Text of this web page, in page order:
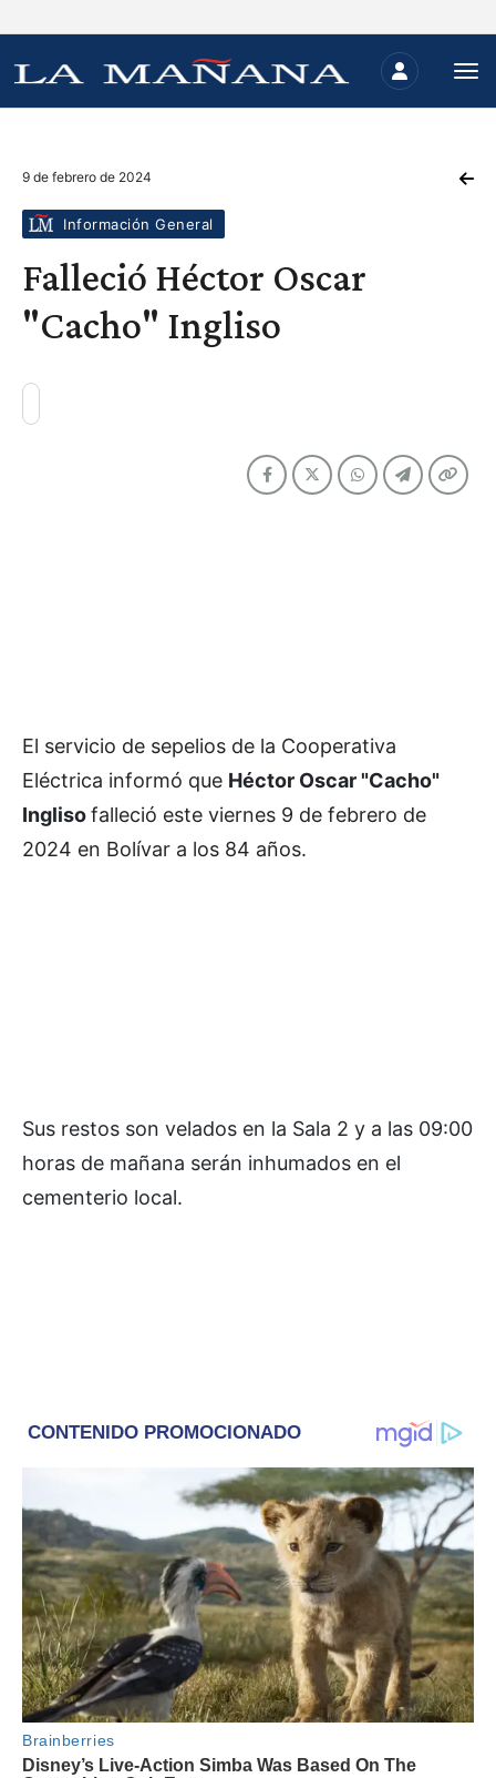
9 de febrero de 2024
Información General
Falleció Héctor Oscar
"Cacho" Ingliso
El servicio de sepelios de la Cooperativa
Eléctrica informó que Héctor Oscar "Cacho"
Inglisofalleció este viernes 9 de febrero de
2024 en Bolívar a los 84 años.
Sus restos son velados en la Sala 2 y a las 09:00
horas de mañana serán inhumados en el
cementerio local.